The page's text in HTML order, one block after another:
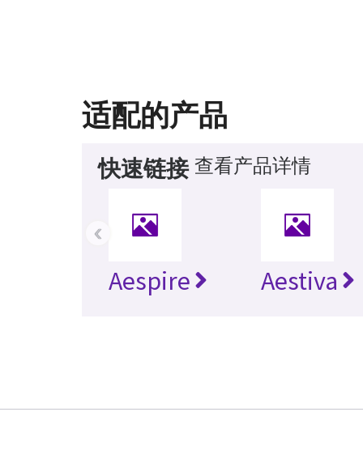
适配的产品
快速链接 查看产品详情
Aespire Aestiva
‹